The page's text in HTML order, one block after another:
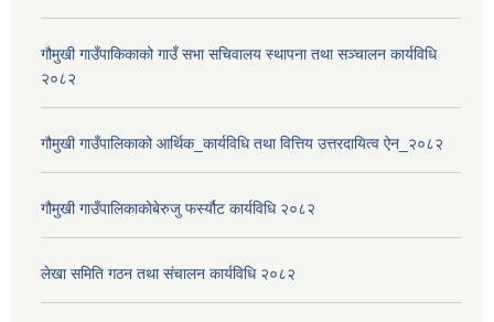
गौमुखी गाउँपाकिकाको गाउँ सभा सचिवालय स्थापना तथा सञ्चालन कार्यविधि
२०८२
गौमुखी गाउँपालिकाको आर्थिक_कार्यविधि तथा वित्तिय उत्तरदायित्व ऐन_२०८२
गौमुखी गाउँपालिकाकोबेरुजु फर्स्यौट कार्यविधि २०८२
लेखा समिति गठन तथा संचालन कार्यविधि २०८२